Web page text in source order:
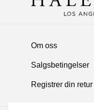
Om oss
Salgsbetingelser
Registrer din retur